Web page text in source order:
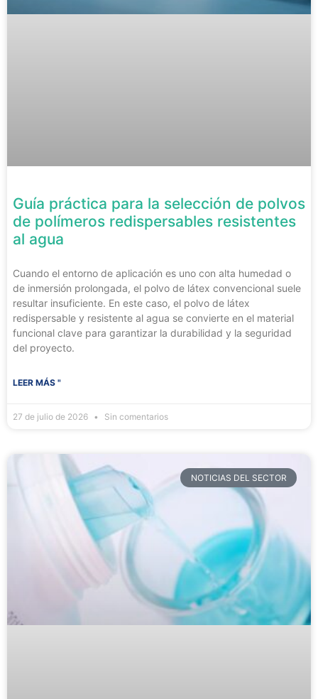
Guía práctica para la selección de polvos
de polímeros redispersables resistentes
al agua
Cuando el entorno de aplicación es uno con alta humedad o
de inmersión prolongada, el polvo de látex convencional suele
resultar insuficiente. En este caso, el polvo de látex
redispersable y resistente al agua se convierte en el material
funcional clave para garantizar la durabilidad y la seguridad
del proyecto.
LEER MÁS "
27 de julio de 2026 Sin comentarios
NOTICIAS DEL SECTOR